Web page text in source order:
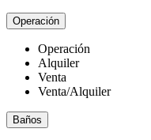
Operación
Operación
Alquiler
Venta
Venta/Alquiler
Baños